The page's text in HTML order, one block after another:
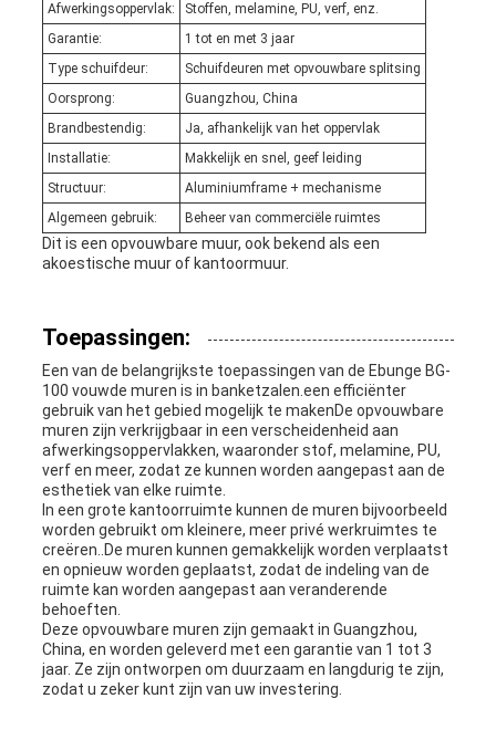
Afwerkingsoppervlak:
Stoffen, melamine, PU, verf, enz.
Garantie:
1 tot en met 3 jaar
Type schuifdeur:
Schuifdeuren met opvouwbare splitsing
Oorsprong:
Guangzhou, China
Brandbestendig:
Ja, afhankelijk van het oppervlak
Installatie:
Makkelijk en snel, geef leiding
Structuur:
Aluminiumframe + mechanisme
Algemeen gebruik:
Beheer van commerciële ruimtes
Dit is een opvouwbare muur, ook bekend als een
akoestische muur of kantoormuur.
Toepassingen:
Een van de belangrijkste toepassingen van de Ebunge BG-
100 vouwde muren is in banketzalen.een efficiënter
gebruik van het gebied mogelijk te makenDe opvouwbare
muren zijn verkrijgbaar in een verscheidenheid aan
afwerkingsoppervlakken, waaronder stof, melamine, PU,
verf en meer, zodat ze kunnen worden aangepast aan de
esthetiek van elke ruimte.
In een grote kantoorruimte kunnen de muren bijvoorbeeld
worden gebruikt om kleinere, meer privé werkruimtes te
creëren..De muren kunnen gemakkelijk worden verplaatst
en opnieuw worden geplaatst, zodat de indeling van de
ruimte kan worden aangepast aan veranderende
behoeften.
Deze opvouwbare muren zijn gemaakt in Guangzhou,
China, en worden geleverd met een garantie van 1 tot 3
jaar. Ze zijn ontworpen om duurzaam en langdurig te zijn,
zodat u zeker kunt zijn van uw investering.